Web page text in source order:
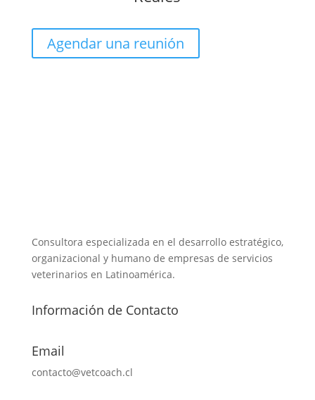
Agendar una reunión
Consultora especializada en el desarrollo estratégico,
organizacional y humano de empresas de servicios
veterinarios en Latinoamérica.
Información de Contacto
Email
contacto@vetcoach.cl